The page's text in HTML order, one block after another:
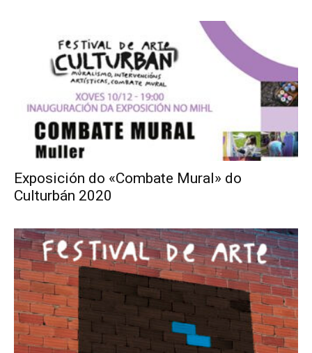
Exposición do «Combate Mural» do
Culturbán 2020